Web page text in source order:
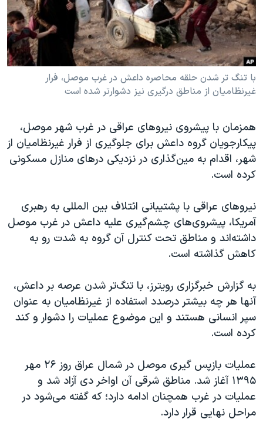
فرهنگ و زندگی
حقوق شهروندی
اقتصادی
علم و فناوری
اسرائیل در جنگ
آرشیو پخش زنده
مستندها
انتخابات ریاست جمهوری آمریکا ۲۰۲۴
حمله جمهوری اسلامی به اسرائیل
رمز مهسا
ورزش زنان در ایران
مجموعه مستندهای دادخواهی
تریبونال مردمی آبان ۹۸
دادگاه حمید نوری
چهل سال گروگان‌گیری
قانون شفافیت دارائی کادر رهبری ایران
اعتراضات مردمی آبان ۹۸
نرگس محمدی برنده جایزه نوبل صلح
همایش محافظه‌کاران آمریکا «سی‌پک»
صفحه‌های ویژه
دنبال کنید
زبانهای مختلف
با تنگ تر شدن حلقه محاصره داعش در غرب موصل، فرار
غیرنظامیان از مناطق درگیری نیز دشوارتر شده است
همزمان با پیشروی نیروهای عراقی در غرب شهر موصل،
پیکارجویان گروه داعش برای جلوگیری از فرار غیرنظامیان از
شهر، اقدام به مین‌گذاری در نزدیکی درهای منازل مسکونی
کرده است.
نیروهای عراقی با پشتیبانی ائتلاف بین المللی به رهبری
آمریکا، پیشروی‌های چشم‌گیری علیه داعش در غرب موصل
داشته‌اند و مناطق تحت کنترل آن گروه به شدت رو به
کاهش گذاشته است.
به گزارش خبرگزاری رویترز، با تنگ‌تر شدن عرصه بر داعش،
آنها هر چه بیشتر درصدد استفاده از غیرنظامیان به عنوان
سپر انسانی هستند و این موضوع عملیات را دشوار و کند
کرده است.
عملیات بازپس گیری موصل در شمال عراق روز ۲۶ مهر
۱۳۹۵ آغاز شد. مناطق شرقی آن اواخر دی آزاد شد و
عملیات در غرب همچنان ادامه دارد؛ که گفته می‌شود در
مراحل نهایی قرار دارد.